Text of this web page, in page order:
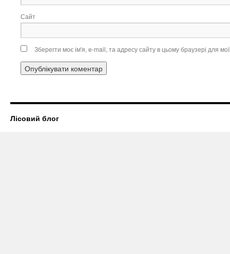
Сайт
Зберегти моє ім'я, e-mail, та адресу сайту в цьому браузері для
Лісовий блог